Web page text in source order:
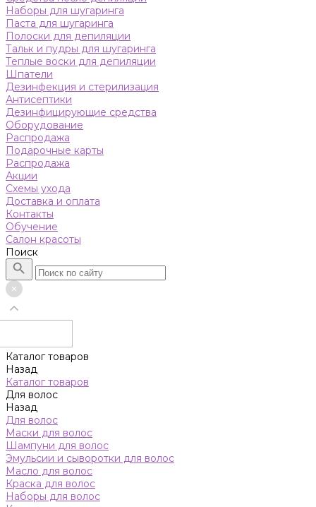
Наборы для шугаринга
Паста для шугаринга
Полоски для депиляции
Тальк и пудры для шугаринга
Теплые воски для депиляции
Шпатели
Дезинфекция и стерилизация
Антисептики
Дезинфицирующие средства
Оборудование
Распродажа
Подарочные карты
Распродажа
Акции
Схемы ухода
Доставка и оплата
Контакты
Обучение
Салон красоты
Поиск
Каталог товаров
Назад
Каталог товаров
Для волос
Назад
Для волос
Маски для волос
Шампуни для волос
Эмульсии и сыворотки для волос
Масло для волос
Краска для волос
Наборы для волос